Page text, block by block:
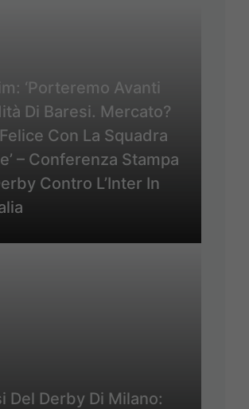
‘Porteremo Avanti
Di Baresi. Mercato?
Con La Squadra
– Conferenza Stampa
Contro L’Inter In
Del Derby Di Milano: